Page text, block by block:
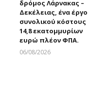
δρόμος Λάρνακας –
Δεκέλειας, ένα έργο
συνολικού κόστους
14,8 εκατομμυρίων
ευρώ πλέον ΦΠΑ.
06/08/2026